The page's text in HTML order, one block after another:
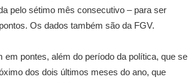
pelo sétimo mês consecutivo – para ser
Os dados também são da FGV.
pontes, além do período da política, que se
dos dois últimos meses do ano, que